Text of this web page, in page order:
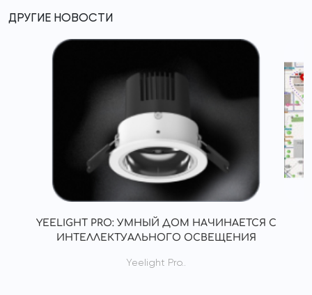
ДРУГИЕ НОВОСТИ
YEELIGHT PRO: УМНЫЙ ДОМ НАЧИНАЕТСЯ С
ИНТЕЛЛЕКТУАЛЬНОГО ОСВЕЩЕНИЯ
Yeelight Pro..